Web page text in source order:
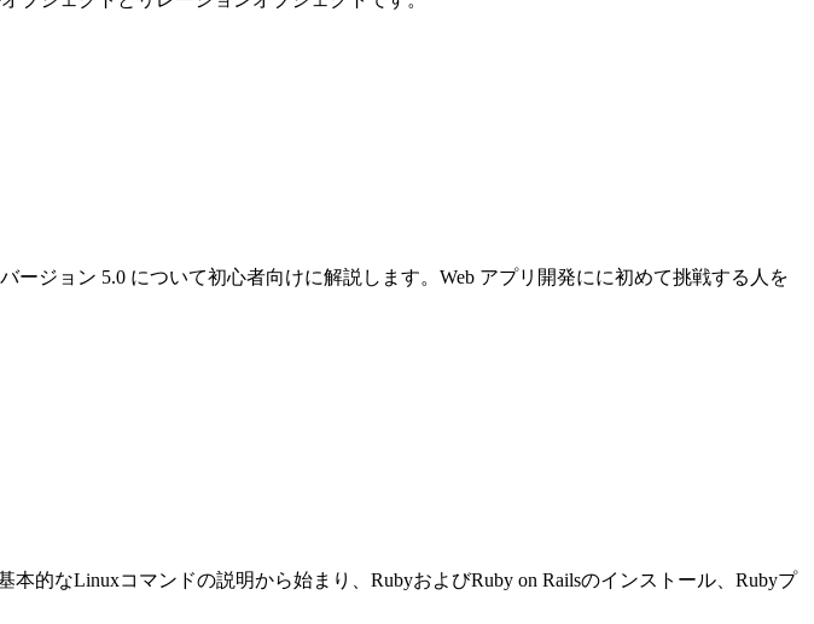
ージョン 5.0 について初心者向けに解説します。Web アプリ開発にに初めて挑戦する人を
的なLinuxコマンドの説明から始まり、RubyおよびRuby on Railsのインストール、Rubyプ